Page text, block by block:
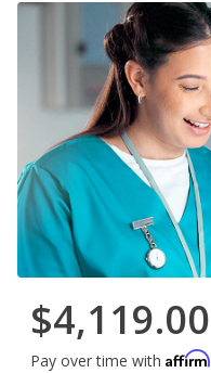
$4,119.00
Pay over time with Affirm